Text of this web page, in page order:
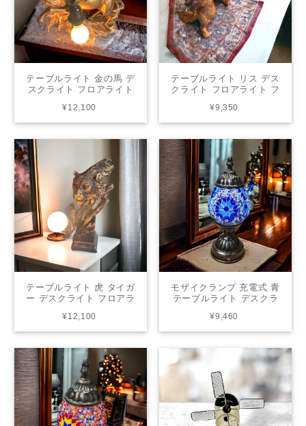
テーブルライト 金の馬 デ
スクライト フロアライト
照明 リビング インテリア
HT785
¥12,100
テーブルライト リス デス
クライト フロアライト フ
明 リビング インテリア
HT786
¥9,350
テーブルライト 虎 タイガ
ー デスクライト フロアラ
照明 照明 リビング インテ
リア HT782
¥12,100
モザイクランプ 充電式 青
テーブルライト デスクラ
スタンド 間接照明 照明 リ
ビング 玄関 アジアンテイ
¥9,460